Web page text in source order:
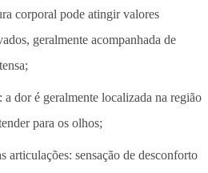
corporal pode atingir valores
geralmente acompanhada de
a dor é geralmente localizada na região
para os olhos;
articulações: sensação de desconforto